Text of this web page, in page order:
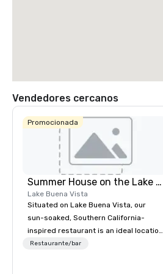
Vendedores cercanos
Promocionada
Summer House on the Lake Orlando
Lake Buena Vista
Situated on Lake Buena Vista, our
sun-soaked, Southern California-
inspired restaurant is an ideal location
for cocktail receptions, celebratory
Restaurante/bar